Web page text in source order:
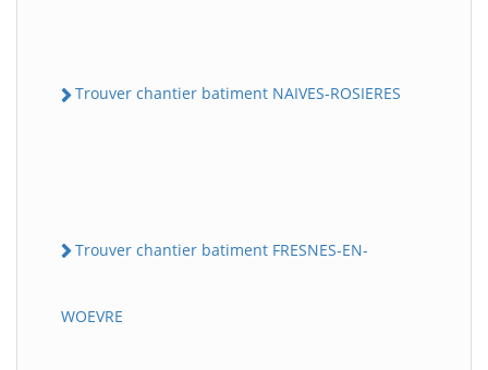
Trouver chantier batiment NAIVES-ROSIERES
Trouver chantier batiment FRESNES-EN-
WOEVRE